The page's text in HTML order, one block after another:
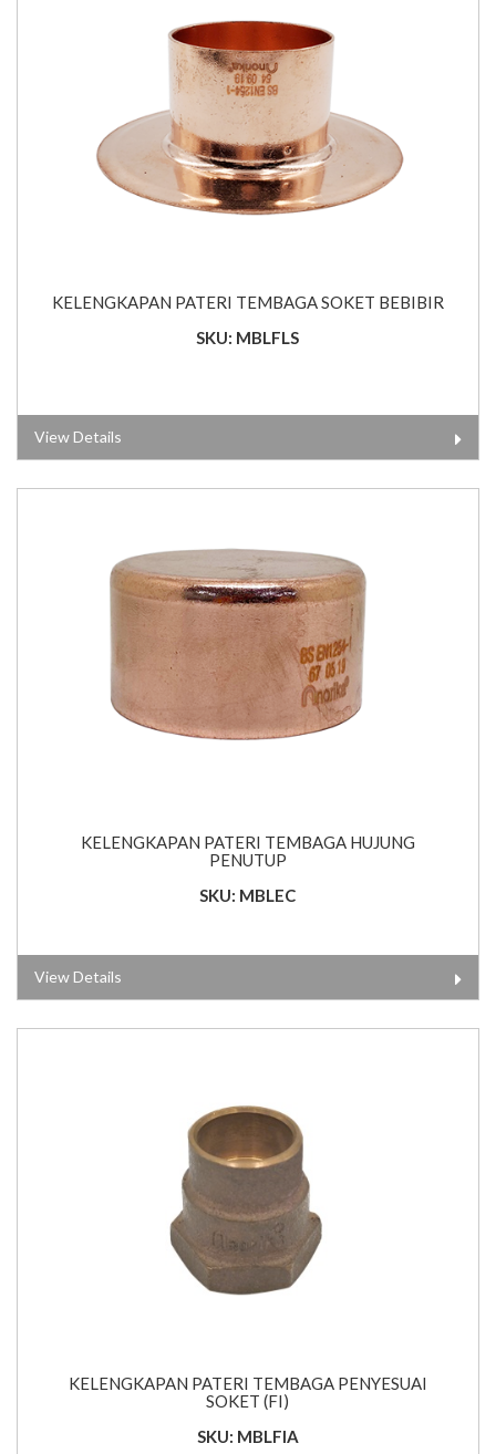
KELENGKAPAN PATERI TEMBAGA SOKET BEBIBIR
SKU: MBLFLS
View Details
KELENGKAPAN PATERI TEMBAGA HUJUNG
PENUTUP
SKU: MBLEC
View Details
KELENGKAPAN PATERI TEMBAGA PENYESUAI
SOKET (FI)
SKU: MBLFIA